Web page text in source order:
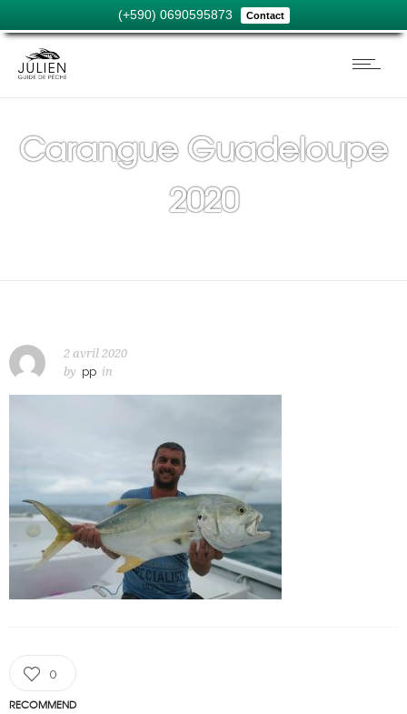
(+590) 0690595873 Contact
Carangue Guadeloupe
2020
2 avril 2020
by pp in
0
RECOMMEND